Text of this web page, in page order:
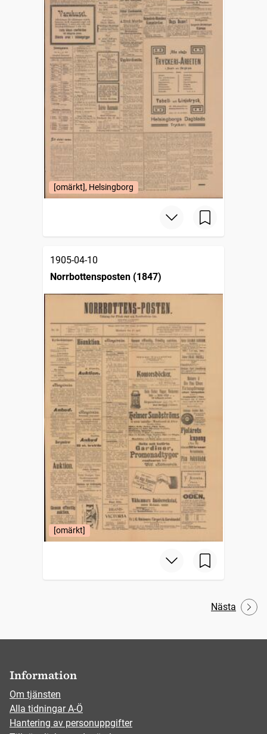
[omärkt], Helsingborg
1905-04-10
Norrbottensposten (1847)
[omärkt]
Nästa
Information
Om tjänsten
Alla tidningar A-Ö
Hantering av personuppgifter